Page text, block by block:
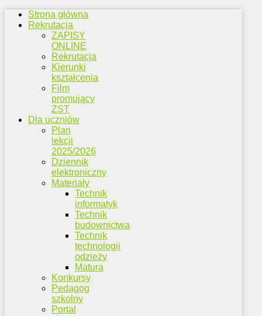
Strona główna
Rekrutacja
ZAPISY
ONLINE
Rekrutacja
Kierunki
kształcenia
Film
promujący
ZST
Dla uczniów
Plan
lekcji
2025/2026
Dziennik
elektroniczny
Materiały
Technik
informatyk
Technik
budownictwa
Technik
technologii
odzieży
Matura
Konkursy
Pedagog
szkolny
Portal